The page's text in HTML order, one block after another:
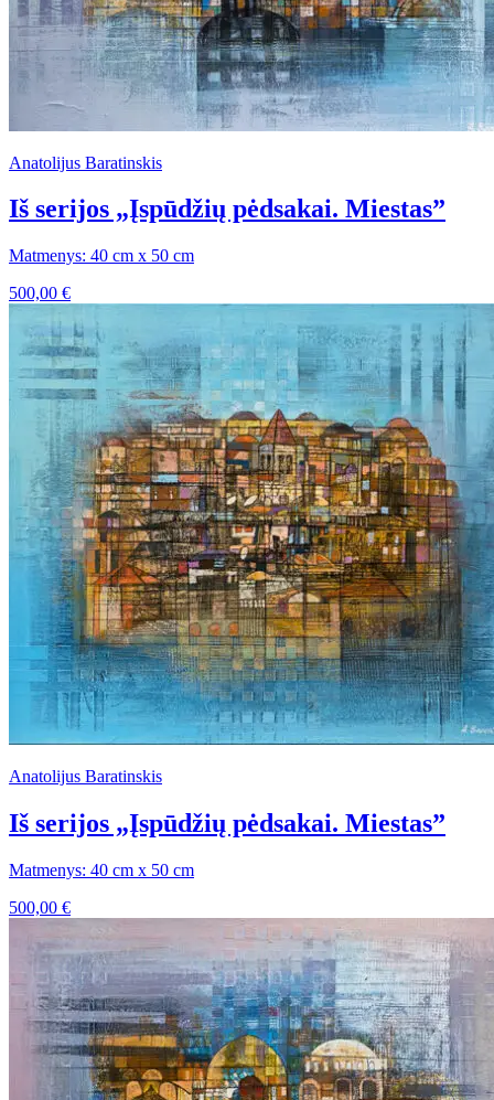
Anatolijus Baratinskis
Iš serijos „Įspūdžių pėdsakai. Miestas”
Matmenys: 40 cm x 50 cm
500,00 €
Anatolijus Baratinskis
Iš serijos „Įspūdžių pėdsakai. Miestas”
Matmenys: 40 cm x 50 cm
500,00 €